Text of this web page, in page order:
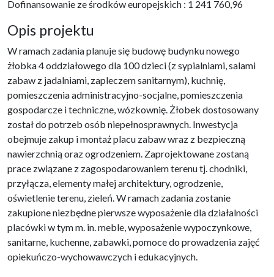
Dofinansowanie ze środków europejskich : 1 241 760,96
Opis projektu
W ramach zadania planuje się budowę budynku nowego
żłobka 4 oddziałowego dla 100 dzieci (z sypialniami, salami
zabaw z jadalniami, zapleczem sanitarnym), kuchnię,
pomieszczenia administracyjno-socjalne, pomieszczenia
gospodarcze i techniczne, wózkownię. Żłobek dostosowany
został do potrzeb osób niepełnosprawnych. Inwestycja
obejmuje zakup i montaż placu zabaw wraz z bezpieczną
nawierzchnią oraz ogrodzeniem. Zaprojektowane zostaną
prace związane z zagospodarowaniem terenu tj. chodniki,
przyłącza, elementy małej architektury, ogrodzenie,
oświetlenie terenu, zieleń. W ramach zadania zostanie
zakupione niezbędne pierwsze wyposażenie dla działalności
placówki w tym m. in. meble, wyposażenie wypoczynkowe,
sanitarne, kuchenne, zabawki, pomoce do prowadzenia zajęć
opiekuńczo-wychowawczych i edukacyjnych.